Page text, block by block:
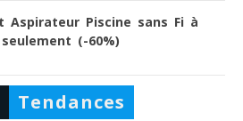
Aspirateur Piscine sans Fi à
seulement (-60%)
Tendances